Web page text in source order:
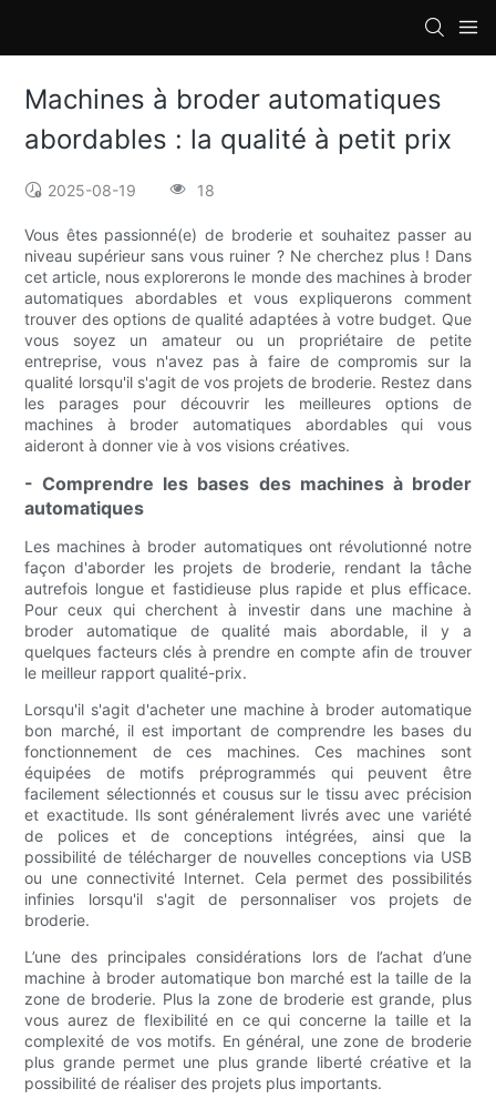
Machines à broder automatiques
abordables : la qualité à petit prix
2025-08-19 18
Vous êtes passionné(e) de broderie et souhaitez passer au
niveau supérieur sans vous ruiner ? Ne cherchez plus ! Dans
cet article, nous explorerons le monde des machines à broder
automatiques abordables et vous expliquerons comment
trouver des options de qualité adaptées à votre budget. Que
vous soyez un amateur ou un propriétaire de petite
entreprise, vous n'avez pas à faire de compromis sur la
qualité lorsqu'il s'agit de vos projets de broderie. Restez dans
les parages pour découvrir les meilleures options de
machines à broder automatiques abordables qui vous
aideront à donner vie à vos visions créatives.
- Comprendre les bases des machines à broder
automatiques
Les machines à broder automatiques ont révolutionné notre
façon d'aborder les projets de broderie, rendant la tâche
autrefois longue et fastidieuse plus rapide et plus efficace.
Pour ceux qui cherchent à investir dans une machine à
broder automatique de qualité mais abordable, il y a
quelques facteurs clés à prendre en compte afin de trouver
le meilleur rapport qualité-prix.
Lorsqu'il s'agit d'acheter une machine à broder automatique
bon marché, il est important de comprendre les bases du
fonctionnement de ces machines. Ces machines sont
équipées de motifs préprogrammés qui peuvent être
facilement sélectionnés et cousus sur le tissu avec précision
et exactitude. Ils sont généralement livrés avec une variété
de polices et de conceptions intégrées, ainsi que la
possibilité de télécharger de nouvelles conceptions via USB
ou une connectivité Internet. Cela permet des possibilités
infinies lorsqu'il s'agit de personnaliser vos projets de
broderie.
L’une des principales considérations lors de l’achat d’une
machine à broder automatique bon marché est la taille de la
zone de broderie. Plus la zone de broderie est grande, plus
vous aurez de flexibilité en ce qui concerne la taille et la
complexité de vos motifs. En général, une zone de broderie
plus grande permet une plus grande liberté créative et la
possibilité de réaliser des projets plus importants.